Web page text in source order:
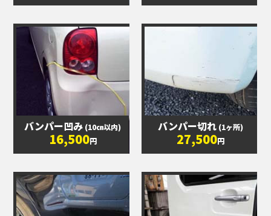
バンパー凹み (10㎝以内)
16,500円
バンパー切れ (1ヶ所)
27,500円